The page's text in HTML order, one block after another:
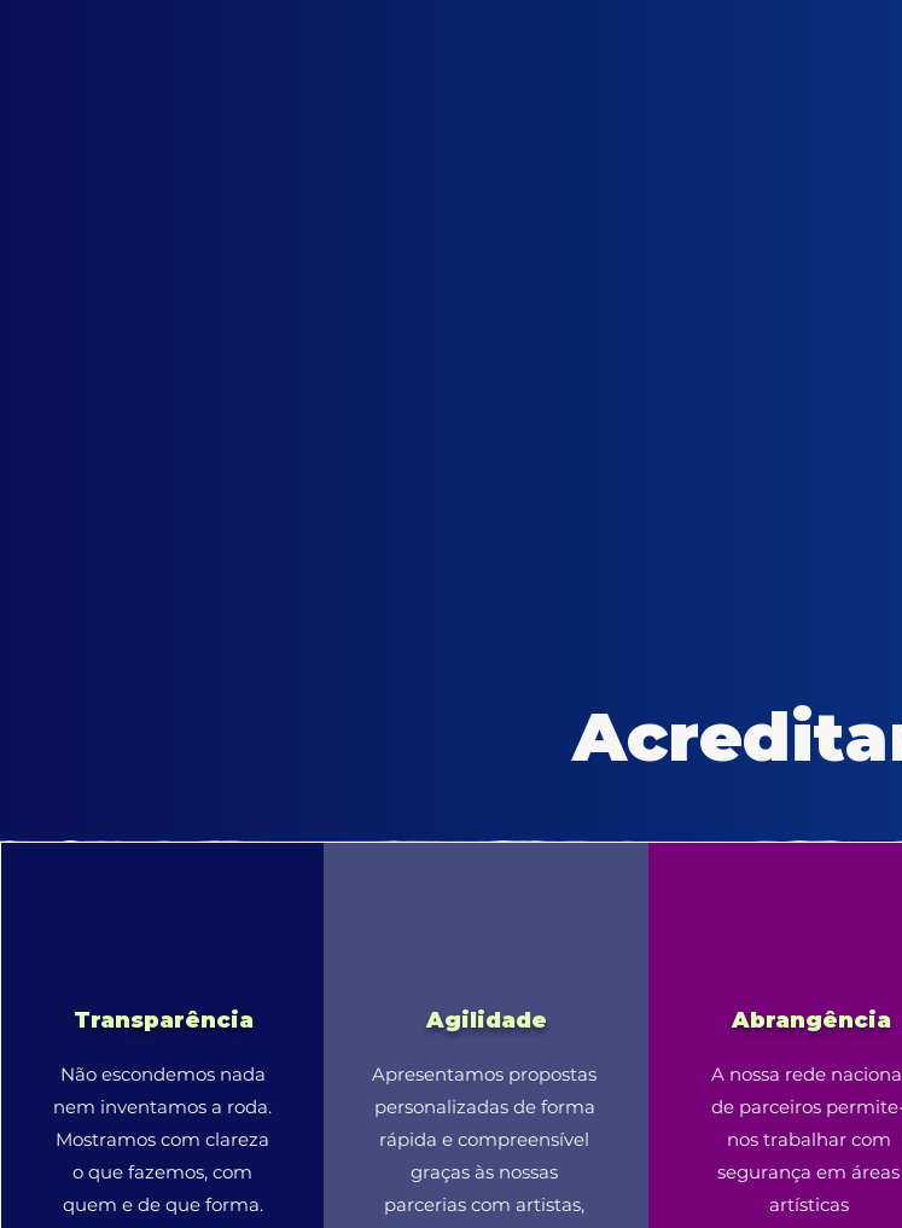
Transparência
Não escondemos nada
nem inventamos a roda.
Mostramos com clareza
o que fazemos, com
quem e de que forma.
Agilidade
Apresentamos propostas
personalizadas de forma
rápida e compreensível
graças às nossas
parcerias com artistas,
Abrangência
A nossa rede
de parceiros
nos trabalhar com
segurança em áreas
artísticas